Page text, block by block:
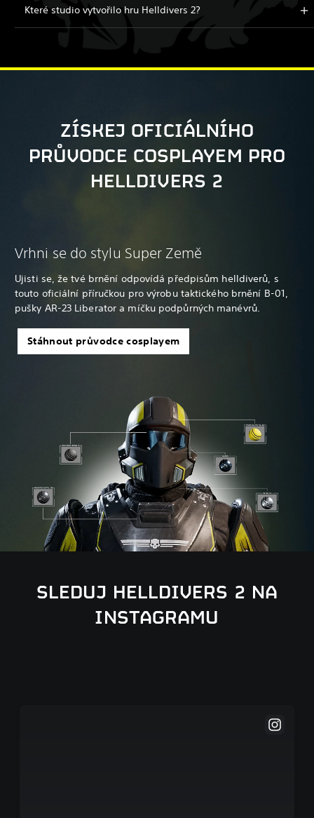
Které studio vytvořilo hru Helldivers 2?
ZÍSKEJ OFICIÁLNÍHO
PRŮVODCE COSPLAYEM PRO
HELLDIVERS 2
Vrhni se do stylu Super Země
Ujisti se, že tvé brnění odpovídá předpisům helldiverů, s
touto oficiální příručkou pro výrobu taktického brnění B-01,
pušky AR-23 Liberator a míčku podpůrných manévrů.
Stáhnout průvodce cosplayem
SLEDUJ HELLDIVERS 2 NA
INSTAGRAMU